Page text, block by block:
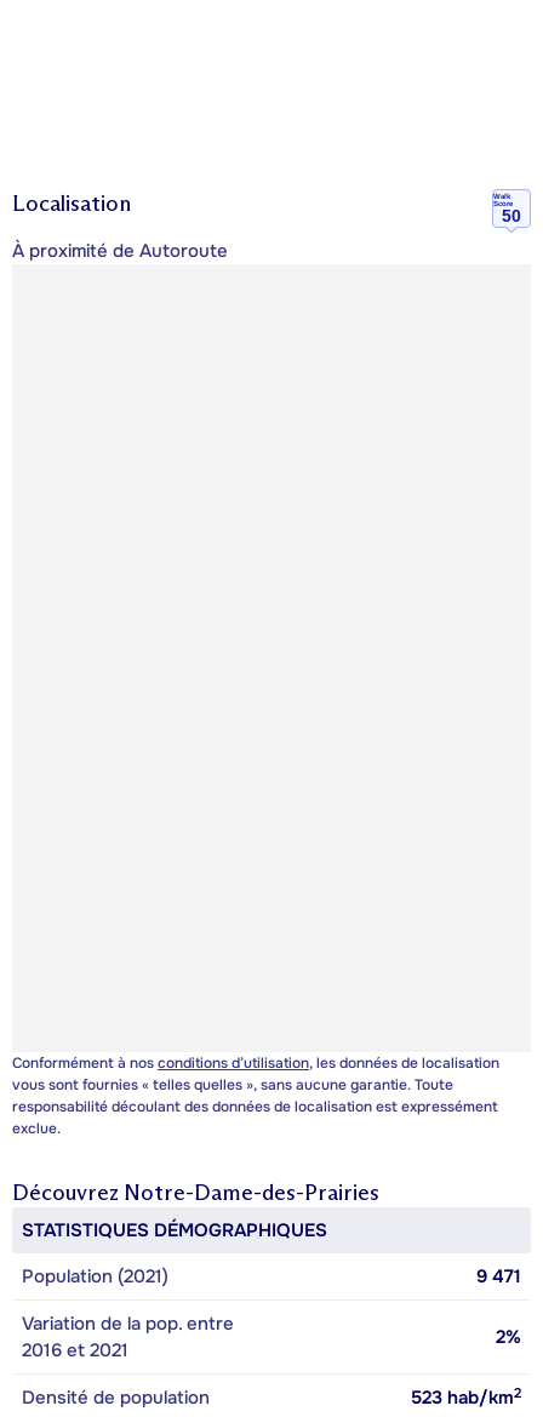
Localisation
Walk
Score
50
À proximité de Autoroute
Conformément à nosconditions d’utilisation, les données de localisation
vous sont fournies « telles quelles », sans aucune garantie. Toute
responsabilité découlant des données de localisation est expressément
exclue.
Découvrez Notre-Dame-des-Prairies
STATISTIQUES DÉMOGRAPHIQUES
Population (2021)
9 471
Variation de la pop. entre
2016 et 2021
2%
Densité de population 523 hab/km2